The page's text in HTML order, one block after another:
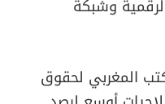
وشبكة
المغربي لحقوق